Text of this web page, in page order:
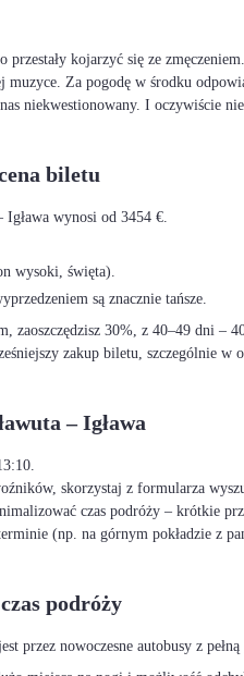
przestały kojarzyć się ze
muzyce. Za pogodę w środku
niekwestionowany. I oczywiście
biletu
Igława wynosi od 3454 €.
wysoki, święta).
są znacznie tańsze.
zaoszczędzisz 30%, z 40–49 dni –
zakup biletu, szczególnie w
– Igława
skorzystaj z formularza
czas podróży – krótkie
(np. na górnym pokładzie z
podróży
przez nowoczesne autobusy z